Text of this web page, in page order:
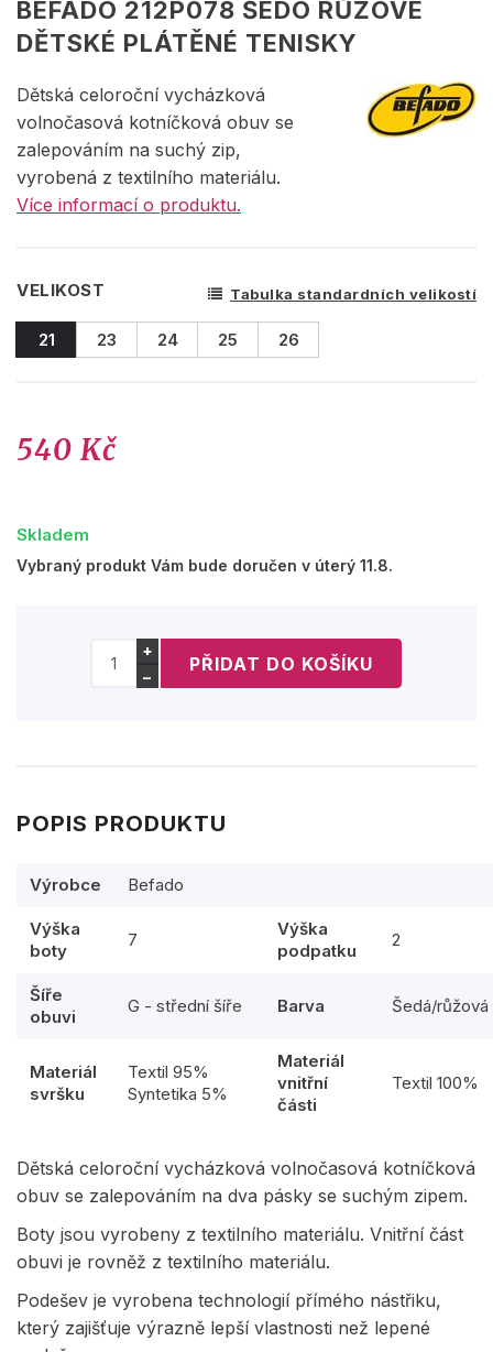
BEFADO 212P078 ŠEDO RŮŽOVÉ
DĚTSKÉ PLÁTĚNÉ TENISKY
Dětská celoroční vycházková
volnočasová kotníčková obuv se
zalepováním na suchý zip,
vyrobená z textilního materiálu.
Více informací o produktu.
VELIKOST Tabulka standardních velikostí
21 23 24 25 26
540 Kč
Skladem
Vybraný produkt Vám bude doručen v úterý 11.8.
+
−
POPIS PRODUKTU
Výrobce Befado
Výška
boty
7
Výška
podpatku
2
Šíře
obuvi
G - střední šíře Barva Šedá/růžová
Materiál
svršku
Textil 95%
Syntetika 5%
Materiál
vnitřní
části
Textil 100%
Dětská celoroční vycházková volnočasová kotníčková
obuv se zalepováním na dva pásky se suchým zipem.
Boty jsou vyrobeny z textilního materiálu. Vnitřní část
obuvi je rovněž z textilního materiálu.
Podešev je vyrobena technologií přímého nástřiku,
který zajišťuje výrazně lepší vlastnosti než lepené